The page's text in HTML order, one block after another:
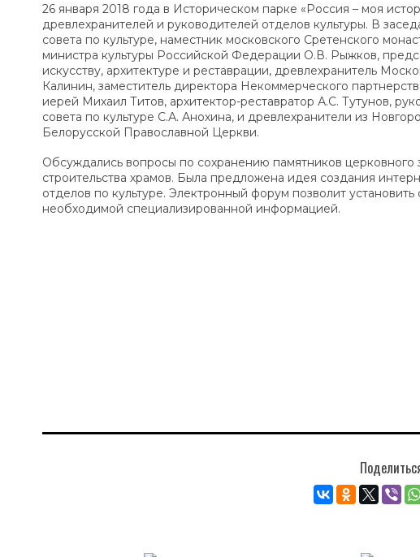
26 января 2018 года в Историческом парке «Россия – моя
древлехранителей и руководителей отделов культуры. В
совета по культуре, наместник московского Сретенского
министра культуры Российской Федерации О.В. Рыжков,
искусству, архитектуре и реставрации, древлехранитель
Калинин, заместитель директора Некоммерческого
иерей Михаил Титов, архитектор-реставратор А.С. Тутунов,
совета по культуре С.А. Анохина, и древлехранители из
Белорусской Православной Церкви.
Обсуждались вопросы по сохранению памятников
строительства храмов. Была предложена идея создания
отделов по культуре. Электронный форум позволит
необходимой специализированной информацией.